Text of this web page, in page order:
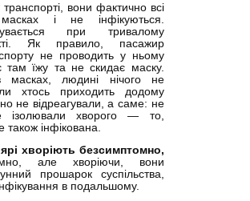
вони фактично всі
і не інфікуються.
при тривалому
Як правило, пасажир
не проводить у ньому
там їжу та не скидає маску.
людині нічого не
хтось приходить додому
не відреагували, а саме: не
ізолювали хворого — то,
інфікована.
хворіють безсимптомно,
але хворіючи, вони
прошарок суспільства,
в подальшому.